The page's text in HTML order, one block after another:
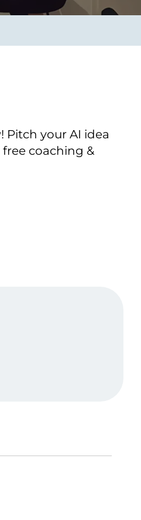
Pitch your AI idea
free coaching &